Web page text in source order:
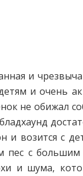
и
и очень
не обижал
и возится с
пес с большим
и шума,